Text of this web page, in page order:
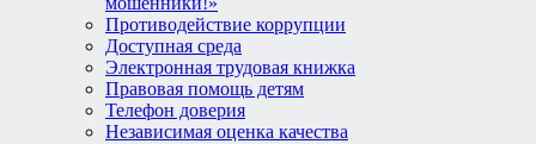
Противодействие коррупции
Доступная среда
Электронная трудовая книжка
Правовая помощь детям
Телефон доверия
Независимая оценка качества